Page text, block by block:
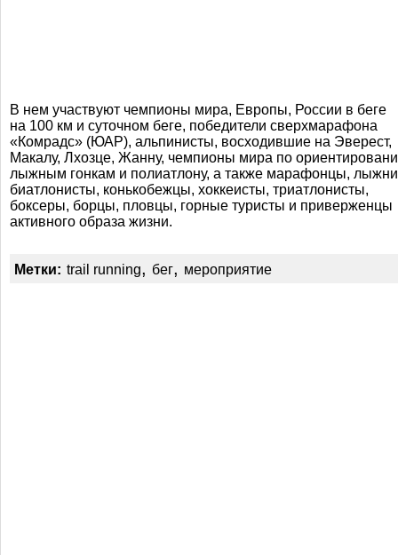
В нем участвуют чемпионы мира, Европы, России в беге
на 100 км и суточном беге, победители сверхмарафона
«Комрадс» (ЮАР), альпинисты, восходившие на Эверест,
Макалу, Лхозце, Жанну, чемпионы мира по
лыжным гонкам и полиатлону, а также марафонцы,
биатлонисты, конькобежцы, хоккеисты, триатлонисты,
боксеры, борцы, пловцы, горные туристы и приверженцы
активного образа жизни.
Метки: trail running, бег, мероприятие